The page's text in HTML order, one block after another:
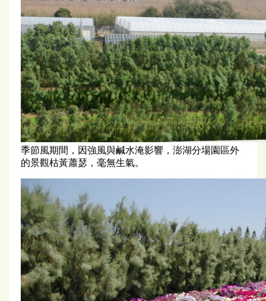
季節風期間，因強風與鹹水淹影響，澎湖分場園區外
的景觀枯黃蕭瑟，毫無生氣。